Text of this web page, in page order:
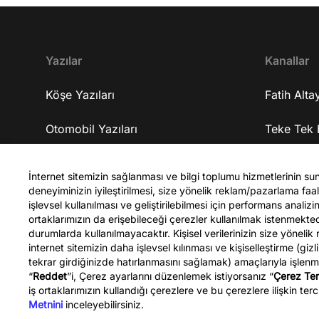
geliştirmeyi amaçlıyorlar? 16:33 Yapmaya
gelen iş tekliflerini neden kabul etmedi? 18:38
Şirketlerine yatırım alabiliyorlar mı? 19:48
Şirketlerinde tam olarak ne üretiyorlar? 23:33
Üzerinde çalıştıkları yapay zekanın kişiye özel ilaç
sonra bu geliştirdikleri iş ile kendisini nerede
görüyor? 25:03 Üniversite tercihi yapacak olan
gençlere tavsiyeleri neler? 30:48 Bu yaptıkları işi
Türkiye'ye taşımayı düşünüyorlar mı? 31:48
Kapanış YouTube kanalına abone olmak için ▷
http://bit.ly/FatihAltayli Gazeteci - Yazar Fatih
Altaylı, Youtube kanalına özel gündemi
yorumluyor.
Yazılar
Köşe Yazıları
Otomobil Yazıları
Kanallar
Fatih
Teke Tek
Celal
Fatih Altaylı
İnternet sitemizin sağlanması ve bilgi toplumu hizmetlerinin
deneyiminizin iyileştirilmesi, size yönelik reklam/pazarlama
işlevsel kullanılması ve geliştirilebilmesi için performans
ortaklarımızın da erişebileceği çerezler kullanılmak
durumlarda kullanılmayacaktır. Kişisel verilerinizin size
internet sitemizin daha işlevsel kılınması ve kişiselleştirme
tekrar girdiğinizde hatırlanmasını sağlamak) amaçlarıyla
“Reddet”i, Çerez ayarlarını düzenlemek istiyorsanız “Çerez
iş ortaklarımızın kullandığı çerezlere ve bu çerezlere ilişkin
Metnini inceleyebilirsiniz.